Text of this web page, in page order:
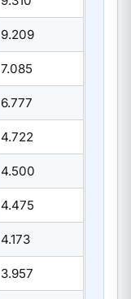
9.209
7.085
6.777
4.722
4.500
4.475
4.173
3.957